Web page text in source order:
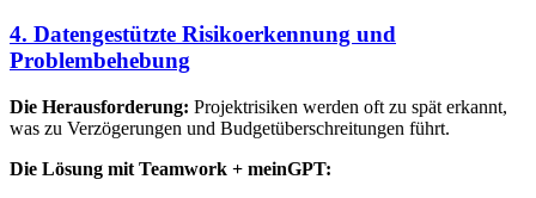
4. Datengestützte Risikoerkennung und
Problembehebung
Die Herausforderung: Projektrisiken werden oft zu spät erkannt,
was zu Verzögerungen und Budgetüberschreitungen führt.
Die Lösung mit Teamwork + meinGPT: